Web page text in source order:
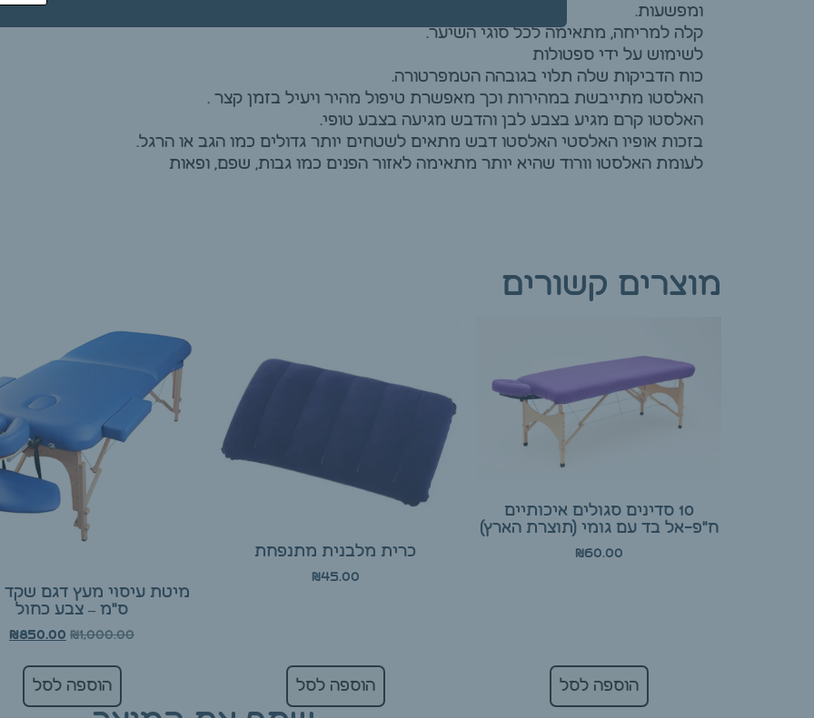
ומפשעות.
קלה למריחה, מתאימה לכל סוגי השיער.
לשימוש על ידי ספטולות
כוח הדביקות שלה תלוי בגובהה הטמפרטורה.
האלסטו מתייבשת במהירות וכך מאפשרת טיפול מהיר ויעיל בזמן קצר .
האלסטו קרם מגיע בצבע לבן והדבש מגיעה בצבע טופי.
בזכות אופיו האלסטי האלסטו דבש מתאים לשטחים יותר גדולים כמו הגב או הרגל.
לעומת האלסטו וורוד שהיא יותר מתאימה לאזור הפנים כמו גבות, שפם, ופאות
מוצרים קשורים
10 סדינים סגולים איכותיים
ח"פ-אל בד עם גומי (תוצרת הארץ)
₪60.00
הוספה לסל
כרית מלבנית מתנפחת
₪45.00
הוספה לסל
ס"מ – צבע כחול
₪1,000.00
₪850.00
הוספה לסל